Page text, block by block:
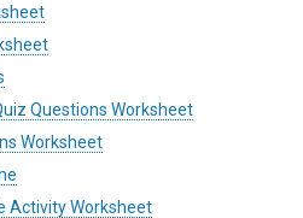
Questions Worksheet
Worksheet
Activity Worksheet